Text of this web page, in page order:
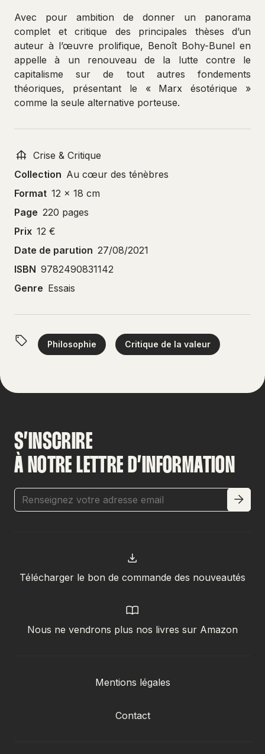
Avec pour ambition de donner un panorama
complet et critique des principales thèses d’un
auteur à l’œuvre prolifique, Benoît Bohy-Bunel en
appelle à un renouveau de la lutte contre le
capitalisme sur de tout autres fondements
théoriques, présentant le « Marx ésotérique »
comme la seule alternative porteuse.
Crise & Critique
Collection Au cœur des ténèbres
Format 12 x 18 cm
Page 220 pages
Prix 12 €
Date de parution 27/08/2021
ISBN 9782490831142
Genre Essais
Philosophie Critique de la valeur
S’INSCRIRE
À NOTRE LETTRE D’INFORMATION
Télécharger le bon de commande des nouveautés
Nous ne vendrons plus nos livres sur Amazon
Mentions légales
Contact